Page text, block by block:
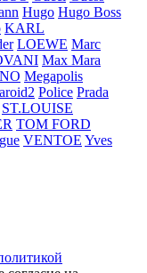
Hugo Hugo Boss
KARL
LOEWE Marc
Max Mara
Megapolis
Police Prada
ST.LOUISE
TOM FORD
VENTOE Yves